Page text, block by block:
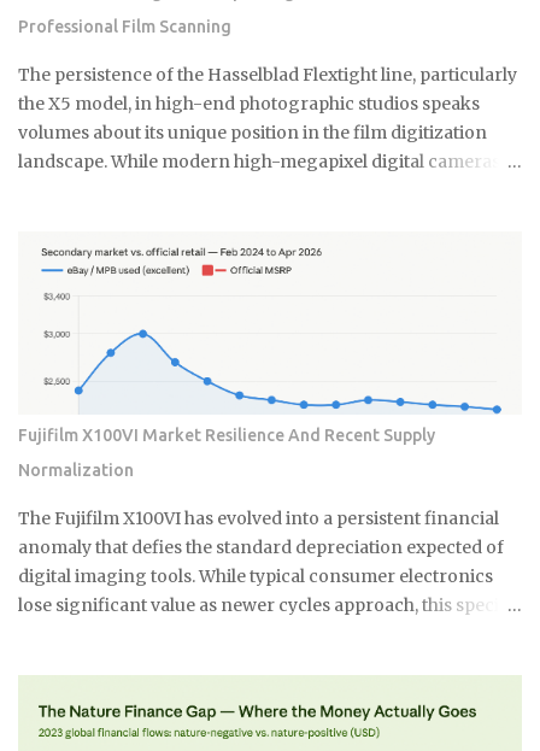
worth users perceive the intersection of longevity, tactile
reliability, and the elusive quality of digital soul. The current
economic climate has forced a re-evaluation of what
constitutes a durable asset in a world saturated with
disposable silicon. F...
Professional Film Scanning
The persistence of the Hasselblad Flextight line, particularly
the X5 model, in high-end photographic studios speaks
volumes about its unique position in the film digitization
landscape. While modern high-megapixel digital cameras
specialized performance required by professionals
working with complex film emulsions, especially highly
dense transparencies. The Essential Difference: Virtual
Drum Scanning Technology The core of this enduring
preference lies in the Flextight's patented Virtual Drum
Scanning technology. Unlike traditional drum scanners
that require the messy and time-consuming process of fluid
mounting the film onto a rotating cylinder, the Flextight
uses a system where the film is gently tensioned and curved
against an internal imaging plane. This curvature ensures
perfect focus across the entire film surface. It mimics the
optical flatness of a ...
Fujifilm X100VI Market Resilience And Recent Supply
Normalization
The Fujifilm X100VI has evolved into a persistent financial
anomaly that defies the standard depreciation expected of
digital imaging tools. While typical consumer electronics
lose significant value as newer cycles approach, this specific
trade barriers and a cultural obsession that has transformed